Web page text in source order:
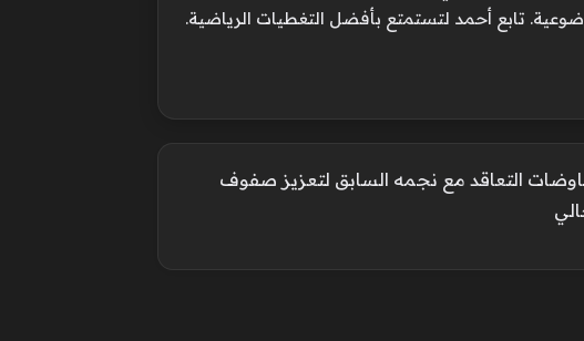
تابع أحمد لتستمتع بأفضل التغطيات الرياضية.
التعاقد مع نجمه السابق لتعزيز صفوف